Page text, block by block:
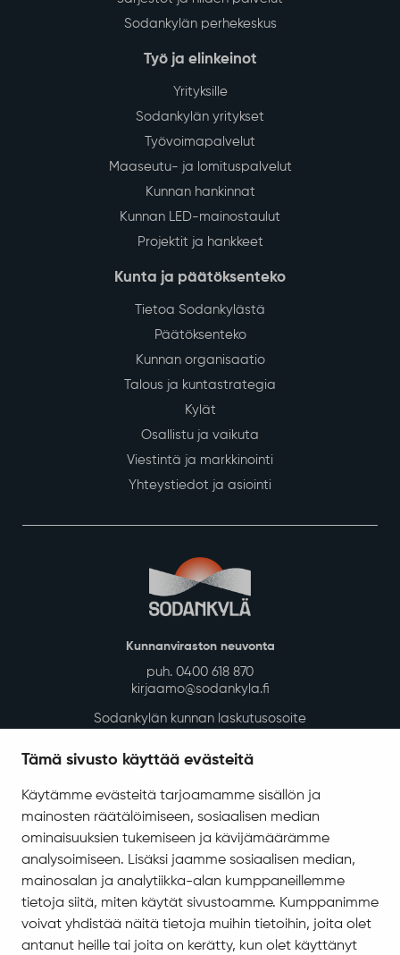
Tämä sivusto käyttää evästeitä
Käytämme evästeitä tarjoamamme sisällön ja
mainosten räätälöimiseen, sosiaalisen median
ominaisuuksien tukemiseen ja kävijämäärämme
analysoimiseen. Lisäksi jaamme sosiaalisen median,
mainosalan ja analytiikka-alan kumppaneillemme
tietoja siitä, miten käytät sivustoamme. Kumppanimme
voivat yhdistää näitä tietoja muihin tietoihin, joita olet
antanut heille tai joita on kerätty, kun olet käyttänyt
Sodankylän perhekeskus
Työ ja elinkeinot
Yrityksille
Sodankylän yritykset
Työvoimapalvelut
Maaseutu- ja lomituspalvelut
Kunnan hankinnat
Kunnan LED-mainostaulut
Projektit ja hankkeet
Kunta ja päätöksenteko
Tietoa Sodankylästä
Päätöksenteko
Kunnan organisaatio
Talous ja kuntastrategia
Kylät
Osallistu ja vaikuta
Viestintä ja markkinointi
Yhteystiedot ja asiointi
Kunnanviraston neuvonta
puh. 0400 618 870
kirjaamo@sodankyla.fi
Sodankylän kunnan laskutusosoite
Asiakirjajulkisuuskuvaus
Evästeiden hallinta
Yhteystiedot
Jäämerentie 1, 99601 Sodankylä
Kaikki yhteystiedot